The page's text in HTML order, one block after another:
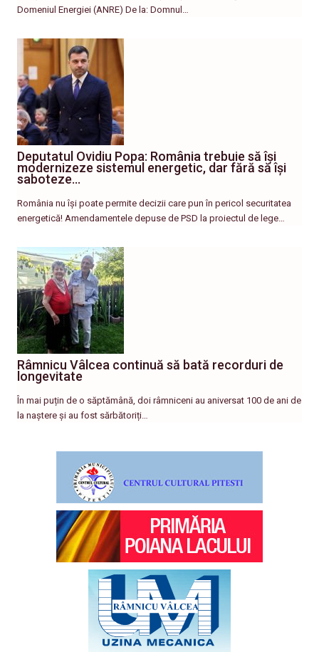
Domeniul Energiei (ANRE) De la: Domnul…
Deputatul Ovidiu Popa: România trebuie să își
modernizeze sistemul energetic, dar fără să își
saboteze…
România nu își poate permite decizii care pun în pericol securitatea
energetică! Amendamentele depuse de PSD la proiectul de lege…
Râmnicu Vâlcea continuă să bată recorduri de
longevitate
În mai puțin de o săptămână, doi râmniceni au aniversat 100 de ani de
la naștere și au fost sărbătoriți…